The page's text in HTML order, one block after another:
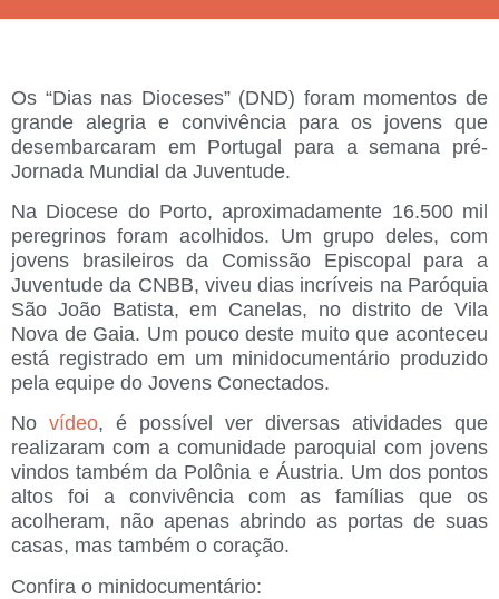
Os “Dias nas Dioceses” (DND) foram momentos de
grande alegria e convivência para os jovens que
desembarcaram em Portugal para a semana pré-
Jornada Mundial da Juventude.
Na Diocese do Porto, aproximadamente 16.500 mil
peregrinos foram acolhidos. Um grupo deles, com
jovens brasileiros da Comissão Episcopal para a
Juventude da CNBB, viveu dias incríveis na Paróquia
São João Batista, em Canelas, no distrito de Vila
Nova de Gaia. Um pouco deste muito que aconteceu
está registrado em um minidocumentário produzido
pela equipe do Jovens Conectados.
No vídeo, é possível ver diversas atividades que
realizaram com a comunidade paroquial com jovens
vindos também da Polônia e Áustria. Um dos pontos
altos foi a convivência com as famílias que os
acolheram, não apenas abrindo as portas de suas
casas, mas também o coração.
Confira o minidocumentário: